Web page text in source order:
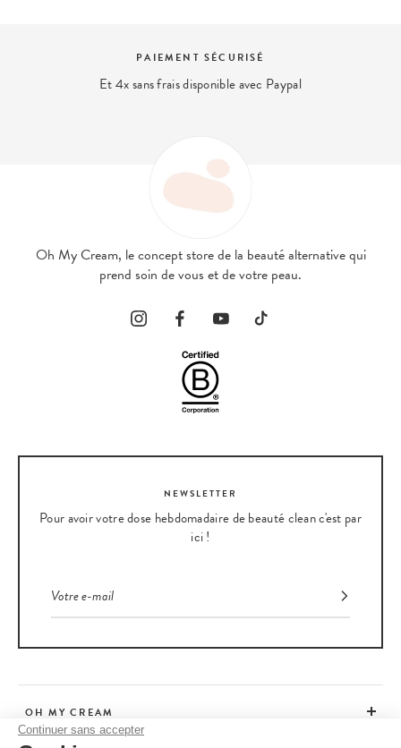
Continuer sans accepter
Nous répondons à vos
Oh My Cream, le concept store de la beauté alternative qui
prend soin de vous et de votre peau.
NEWSLETTER
Pour avoir votre dose hebdomadaire de beauté clean c'est par
ici !
OH MY CREAM